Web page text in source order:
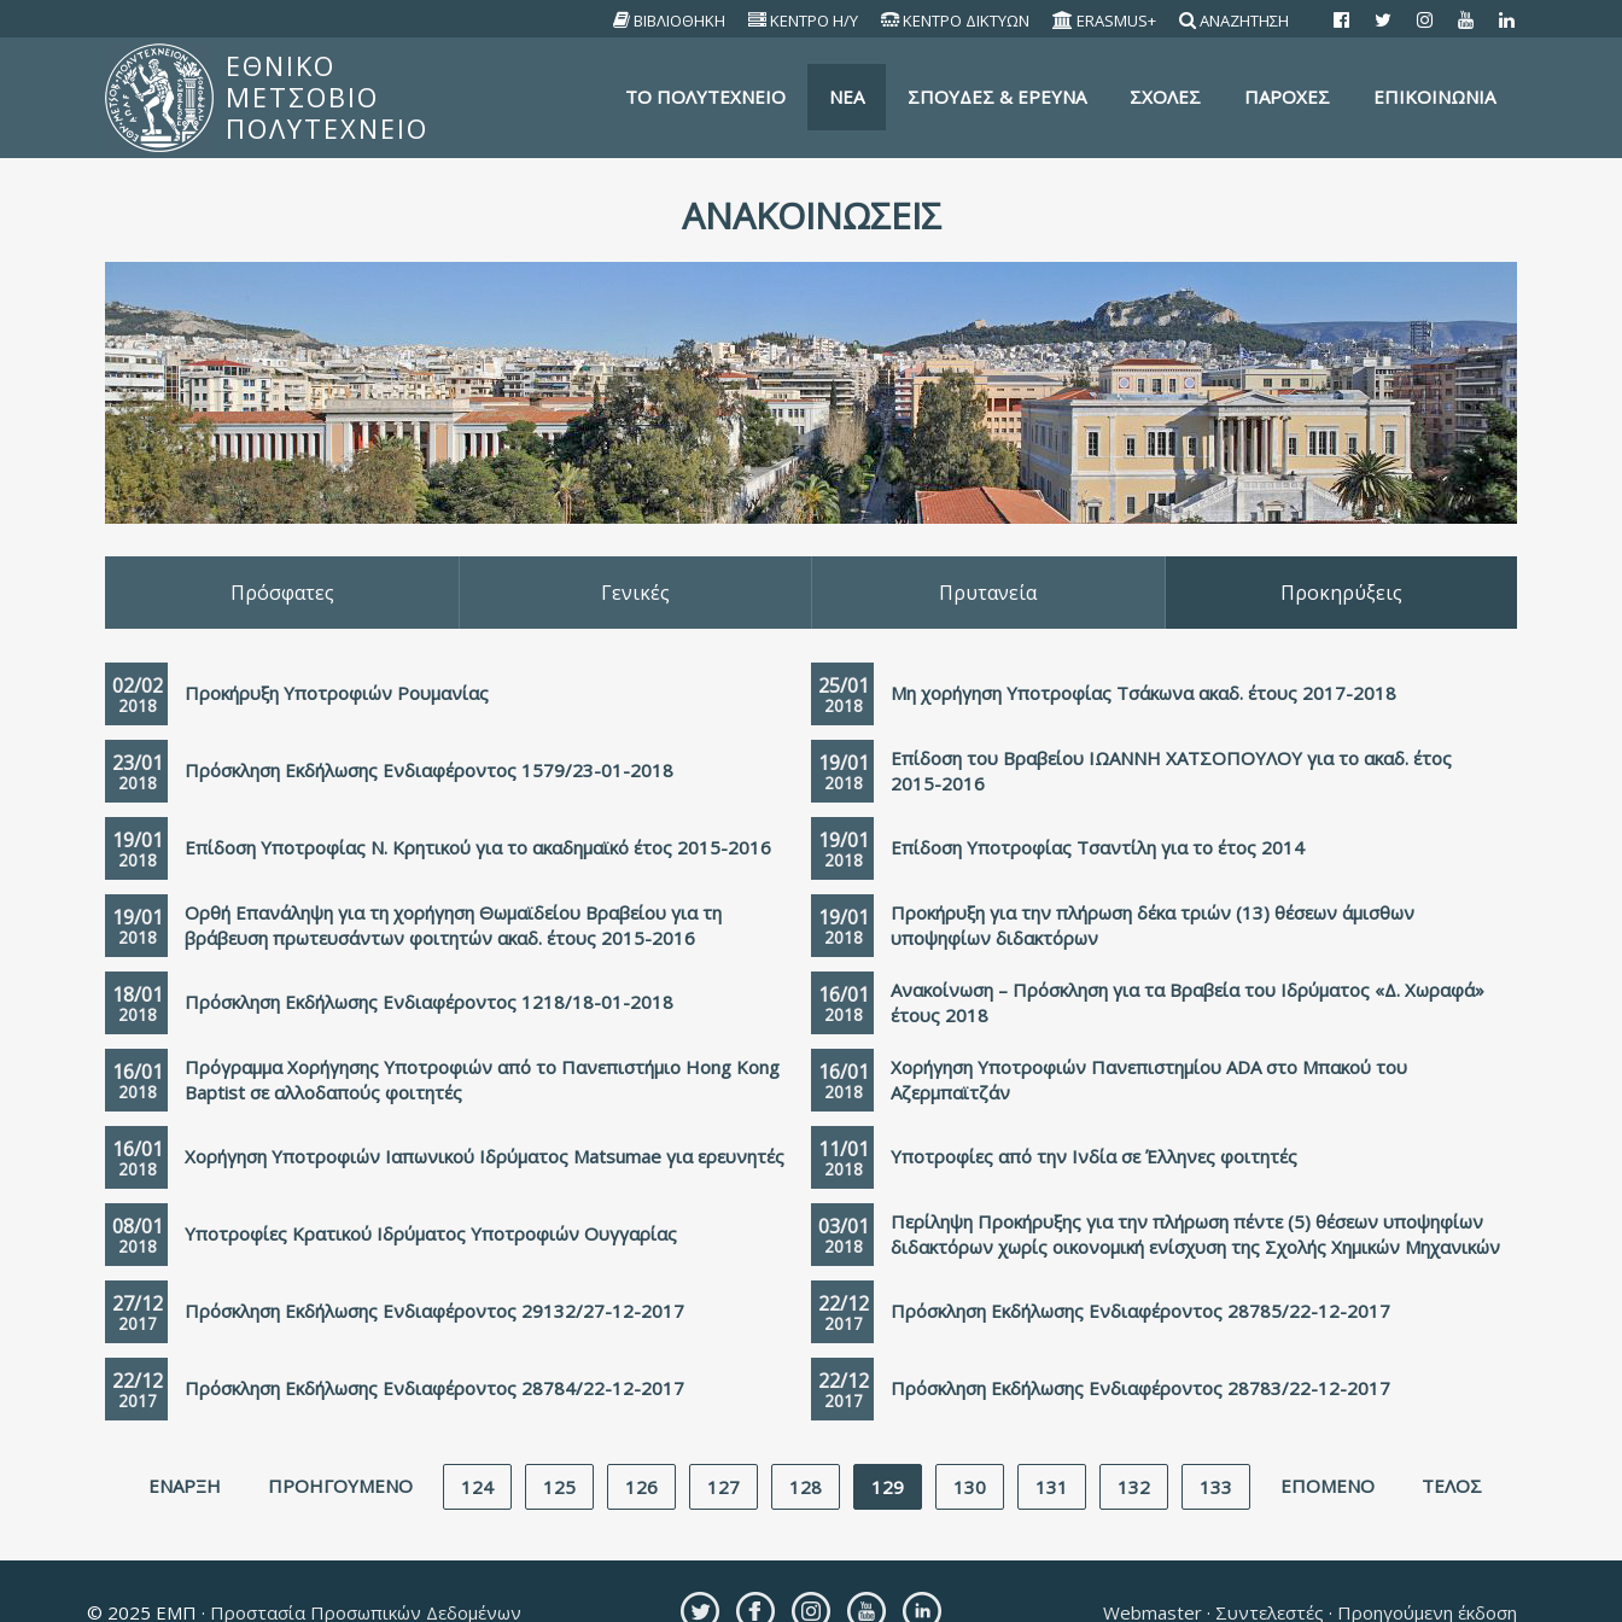
ΒΙΒΛΙΟΘΗΚΗ ΚΕΝΤΡΟ Η/Υ ΚΕΝΤΡΟ ΔΙΚΤΥΩΝ ERASMUS+ ΑΝΑΖΗΤΗΣΗ
ΕΘΝΙΚΟ
ΜΕΤΣΟΒΙΟ
ΠΟΛΥΤΕΧΝΕΙΟ
TO ΠΟΛΥΤΕΧΝΕΙΟ ΝΕΑ ΣΠΟΥΔΕΣ & ΕΡΕΥΝΑ ΣΧΟΛΕΣ ΠΑΡΟΧΕΣ ΕΠΙΚΟΙΝΩΝΙΑ
ΑΝΑΚΟΙΝΩΣΕΙΣ
Πρόσφατες Γενικές Πρυτανεία Προκηρύξεις
02/02
2018
Προκήρυξη Υποτροφιών Ρουμανίας 25/01
2018
Μη χορήγηση Υποτροφίας Τσάκωνα ακαδ. έτους 2017-2018
23/01
2018
Πρόσκληση Εκδήλωσης Ενδιαφέροντος 1579/23-01-2018 19/01
2018
Επίδοση του Βραβείου ΙΩΑΝΝΗ ΧΑΤΣΟΠΟΥΛΟΥ για το ακαδ. έτος
2015-2016
19/01
2018
Επίδοση Υποτροφίας Ν. Κρητικού για το ακαδημαϊκό έτος 2015-2016 19/01
2018
Επίδοση Υποτροφίας Τσαντίλη για το έτος 2014
19/01
2018
Ορθή Επανάληψη για τη χορήγηση Θωμαϊδείου Βραβείου για τη
βράβευση πρωτευσάντων φοιτητών ακαδ. έτους 2015-2016
19/01
2018
Προκήρυξη για την πλήρωση δέκα τριών (13) θέσεων άμισθων
υποψηφίων διδακτόρων
18/01
2018
Πρόσκληση Εκδήλωσης Ενδιαφέροντος 1218/18-01-2018 16/01
2018
Ανακοίνωση – Πρόσκληση για τα Βραβεία του Ιδρύματος «Δ. Χωραφά»
έτους 2018
16/01
2018
Πρόγραμμα Χορήγησης Υποτροφιών από το Πανεπιστήμιο Hong Kong
Baptist σε αλλοδαπούς φοιτητές
16/01
2018
Χορήγηση Υποτροφιών Πανεπιστημίου ADA στο Μπακού του
Αζερμπαϊτζάν
16/01
2018
Χορήγηση Υποτροφιών Ιαπωνικού Ιδρύματος Matsumae για ερευνητές 11/01
2018
Υποτροφίες από την Ινδία σε Έλληνες φοιτητές
08/01
2018
Υποτροφίες Κρατικού Ιδρύματος Υποτροφιών Ουγγαρίας 03/01
2018
Περίληψη Προκήρυξης για την πλήρωση πέντε (5) θέσεων υποψηφίων
διδακτόρων χωρίς οικονομική ενίσχυση της Σχολής Χημικών Μηχανικών
27/12
2017
Πρόσκληση Εκδήλωσης Ενδιαφέροντος 29132/27-12-2017 22/12
2017
Πρόσκληση Εκδήλωσης Ενδιαφέροντος 28785/22-12-2017
22/12
2017
Πρόσκληση Εκδήλωσης Ενδιαφέροντος 28784/22-12-2017 22/12
2017
Πρόσκληση Εκδήλωσης Ενδιαφέροντος 28783/22-12-2017
ΈΝΑΡΞΗ ΠΡΟΗΓΟΎΜΕΝΟ 124 125 126 127 128 129 130 131 132 133 ΕΠΌΜΕΝΟ ΤΈΛΟΣ
© 2025 ΕΜΠ · Προστασία Προσωπικών Δεδομένων Webmaster · Συντελεστές · Προηγούμενη έκδοση